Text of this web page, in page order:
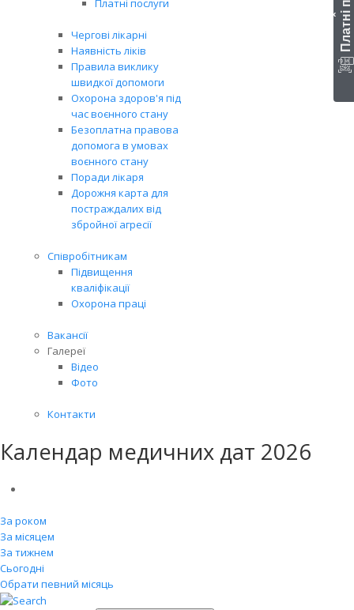
Платні послуги
Чергові лікарні
Наявність ліків
Правила виклику
швидкої допомоги
Охорона здоров'я під
час воєнного стану
Безоплатна правова
допомога в умовах
воєнного стану
Поради лікаря
Дорожня карта для
постраждалих від
збройної агресії
Співробітникам
Підвищення
кваліфікації
Охорона праці
Вакансії
Галереї
Відео
Фото
Контакти
‹
Календар медичних дат 2026
За роком
За місяцем
За тижнем
Сьогодні
Обрати певний місяць